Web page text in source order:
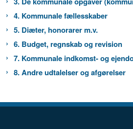
4. Kommunale fællesskaber
5. Diæter, honorarer m.v.
6. Budget, regnskab og revision
7. Kommunale indkomst- og
8. Andre udtalelser og afgørelser